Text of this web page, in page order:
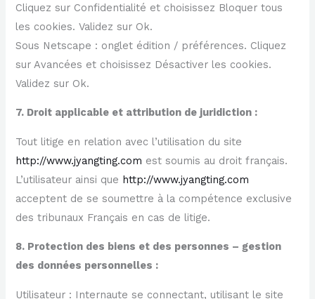
Cliquez sur Confidentialité et choisissez Bloquer tous
les cookies. Validez sur Ok.
Sous Netscape : onglet édition / préférences. Cliquez
sur Avancées et choisissez Désactiver les cookies.
Validez sur Ok.
7. Droit applicable et attribution de juridiction :
Tout litige en relation avec l’utilisation du site
http://www.jyangting.com est soumis au droit français.
L’utilisateur ainsi que http://www.jyangting.com
acceptent de se soumettre à la compétence exclusive
des tribunaux Français en cas de litige.
8. Protection des biens et des personnes – gestion
des données personnelles :
Utilisateur : Internaute se connectant, utilisant le site